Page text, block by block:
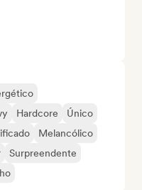
Hardcore
Único
Melancólico
Surpreendente